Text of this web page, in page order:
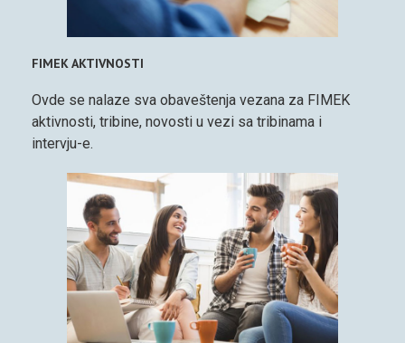
FIMEK AKTIVNOSTI
Ovde se nalaze sva obaveštenja vezana za FIMEK
aktivnosti, tribine, novosti u vezi sa tribinama i
intervju-e.